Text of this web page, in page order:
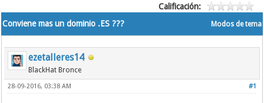
Calificación:
Modos de tema
Conviene mas un dominio .ES ???
ezetalleres14
BlackHat Bronce
#1
28-09-2016, 03:38 AM